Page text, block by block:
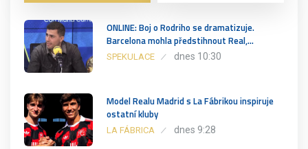
ONLINE: Boj o Rodriho se dramatizuje.
Barcelona mohla předstihnout Real,…
SPEKULACE dnes 10:30
Model Realu Madrid s La Fábrikou inspiruje
ostatní kluby
LA FÁBRICA dnes 9:28